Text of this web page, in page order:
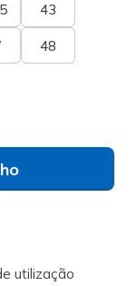
43
48
utilização